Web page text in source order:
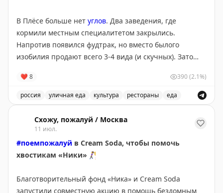
В Плёсе больше нет углов. Два заведения, где
кормили местным специалитетом закрылись.
Напротив появился фудтрак, но вместо былого
изобилия продают всего 3-4 вида (и скучных). Зато
уверяют, локальная кухня Ивановского региона. В
центре внимания чекалы — «традиционные блины
ярмарочной кухни». Пышные сдобные жирные. Взял
трио за 690₽: с грудинкой, сомом и щёчками.
Показалось очень хорошим.
Самым любопытным показался сом, оно и понятно.
с красной икрой (690₽ за два) и с мороженым и
брусникой (480₽ за два).
❤ 8 390(2.1%)
россия уличная еда культура рестораны еда
Схожу, пожалуй / Москва
11 июл.
#поемпожалуй в Cream Soda, чтобы помочь
хвостикам «Ники» 🚶‍♀️
Благотворительный фонд «Ника» и Cream Soda
запустили совместную акцию в помощь бездомным